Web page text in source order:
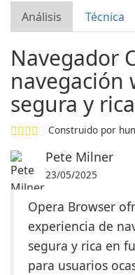
Análisis Técnica
Navegador
navegación
segura y
Construido por
Pete Milner
23/05/2025
Opera Browser
experiencia de
segura y rica en
para usuarios